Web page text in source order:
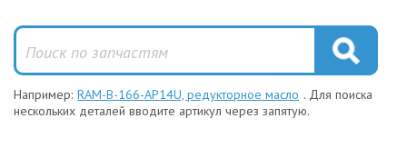
Например: RAM-B-166-AP14U, редукторное масло . Для поиска
нескольких деталей вводите артикул через запятую.